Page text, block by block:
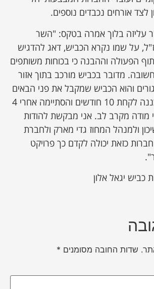
לצד אורחים נכבדים נוספים.
עליזה בלוך אמרה בטקס: "השר
על שמו נקרא הכביש, דאג להדגיש
הפעולה וההבנה כי בכוחות משותפים
מדובר בכביש מורכב בתוך אזור
והוא הכביש שמקבל את פני הבאים
לעיר. העבודה תוכננה לקחת 10 חודשים והסתיימה אחרי 4
מודה מקרב לב. אני מבקשת להודות
ולמנהל המחוז גדי מארק ולחברת
כזאת יכולה לקדם כך פרויקט
יגאל אלון
שדות החובה מסומנים *